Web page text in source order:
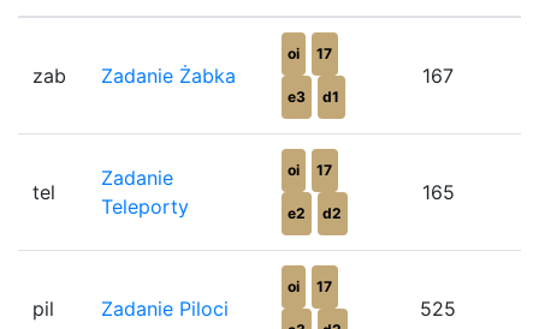
zab Zadanie Żabka
oi 17
e3 d1
167
tel
Zadanie
Teleporty
oi 17
e2 d2
165
pil Zadanie Piloci
oi 17
525